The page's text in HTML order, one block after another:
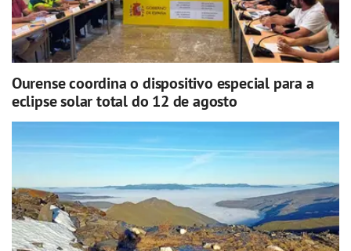
Ourense coordina o dispositivo especial para a
eclipse solar total do 12 de agosto